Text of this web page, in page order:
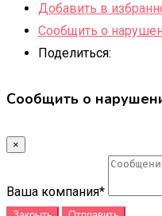
Добавить в
Сообщить о
Поделиться:
Сообщить о
×
Ваша компания*